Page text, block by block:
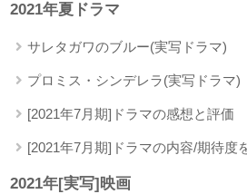
2021年夏ドラマ
サレタガワのブルー(実写ドラマ)
プロミス・シンデレラ(実写ドラマ)
[2021年7月期]ドラマの感想と評価
[2021年7月期]ドラマの内容/期待度
2021年[実写]映画